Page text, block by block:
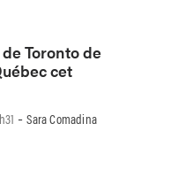
Toronto de
cet
-Sara Comadina